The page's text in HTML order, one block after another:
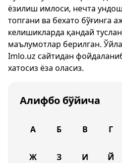
ёзилиш имлоси, нечта
топгани ва бехато бўғинга
келишикларда қандай
маълумотлар берилган.
Imlo.uz сайтидан
хатосиз ёза оласиз.
Алифбо бўйича
А Б В Г
Ж З И Й